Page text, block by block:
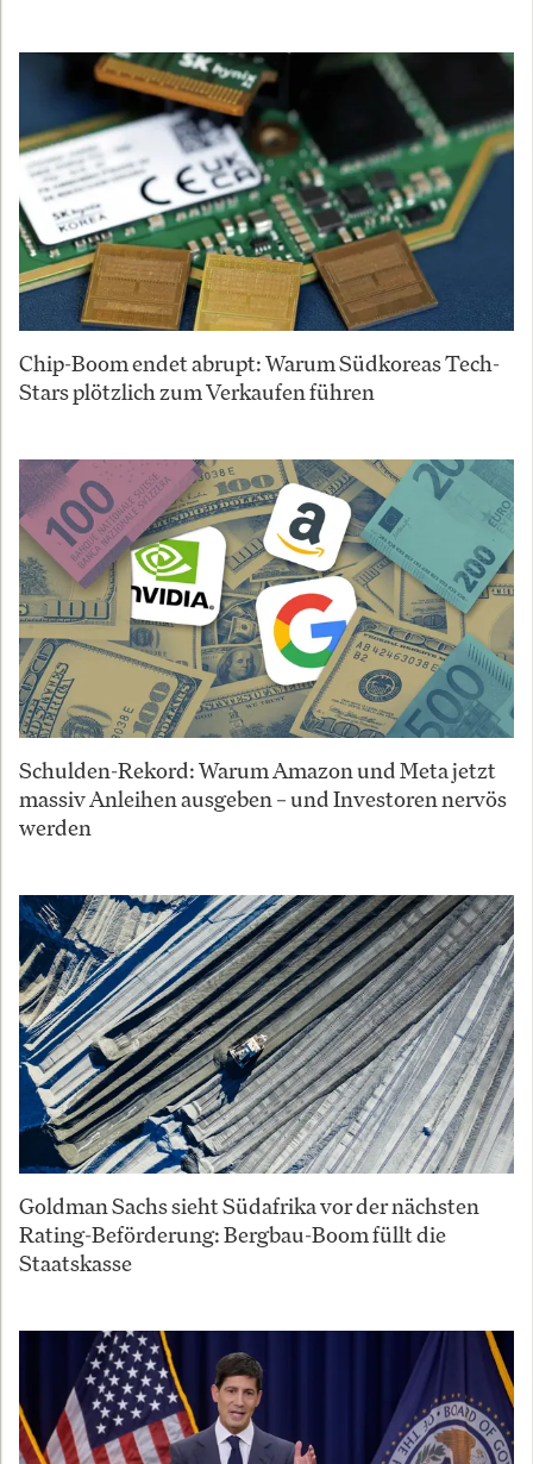
Chip-Boom endet abrupt: Warum Südkoreas Tech-
Stars plötzlich zum Verkaufen führen
Schulden-Rekord: Warum Amazon und Meta jetzt
massiv Anleihen ausgeben – und Investoren nervös
werden
Goldman Sachs sieht Südafrika vor der nächsten
Rating-Beförderung: Bergbau-Boom füllt die
Staatskasse